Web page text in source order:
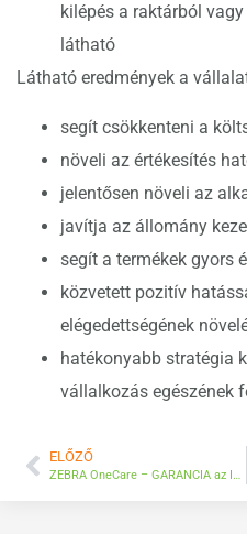
kilépés a raktárból
látható
Látható eredmények a
segít csökkenteni a
növeli az értékesítés
jelentősen növeli az
javítja az állomány
segít a termékek gyors
közvetett pozitív
elégedettségének
hatékonyabb stratégia
vállalkozás egészének
ELŐZŐ
ZEBRA OneCare – GARANCIA az INNOVATÍV, BIZTONSÁGOS, SIKERES ÜZLETHEZ